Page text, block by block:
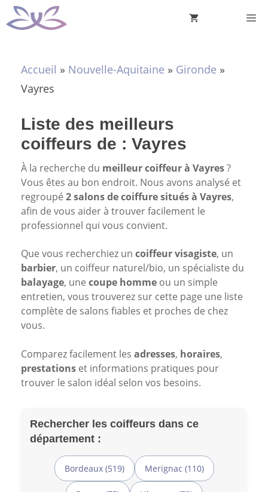
Aller
au
Accueil » Nouvelle-Aquitaine » Gironde »
Vayres
Liste des meilleurs
coiffeurs de : Vayres
À la recherche du meilleur coiffeur à Vayres?
Vous êtes au bon endroit. Nous avons analysé et
regroupé 2 salons de coiffure situés à Vayres,
afin de vous aider à trouver facilement le
professionnel qui vous convient.
Que vous recherchiez un coiffeur visagiste, un
barbier, un coiffeur naturel/bio, un spécialiste du
balayage, une coupe homme ou un simple
entretien, vous trouverez sur cette page une liste
complète de salons fiables et proches de chez
vous.
Comparez facilement les adresses, horaires,
prestations et informations pratiques pour
trouver le salon idéal selon vos besoins.
Rechercher les coiffeurs dans ce
département :
Bordeaux (519) Merignac (110)